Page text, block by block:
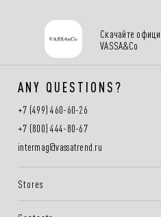
Скачайте
VASSA&Co
ANY QUESTIONS?
+7 (499) 460-60-26
+7 (800) 444-80-67
intermag@vassatrend.ru
Stores